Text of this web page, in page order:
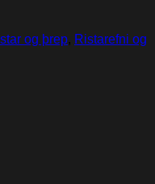
og þrep, Ristarefni og